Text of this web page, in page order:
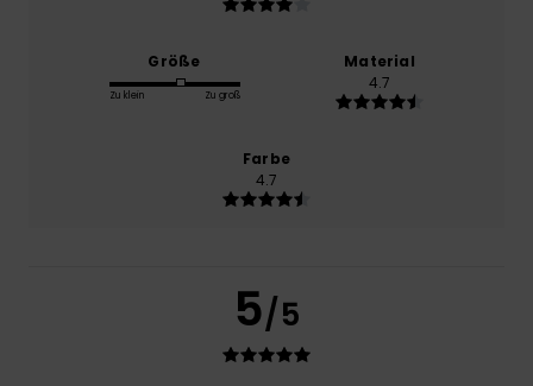
Größe
Zu klein Zu groß
Material
4.7
Farbe
4.7
5/5